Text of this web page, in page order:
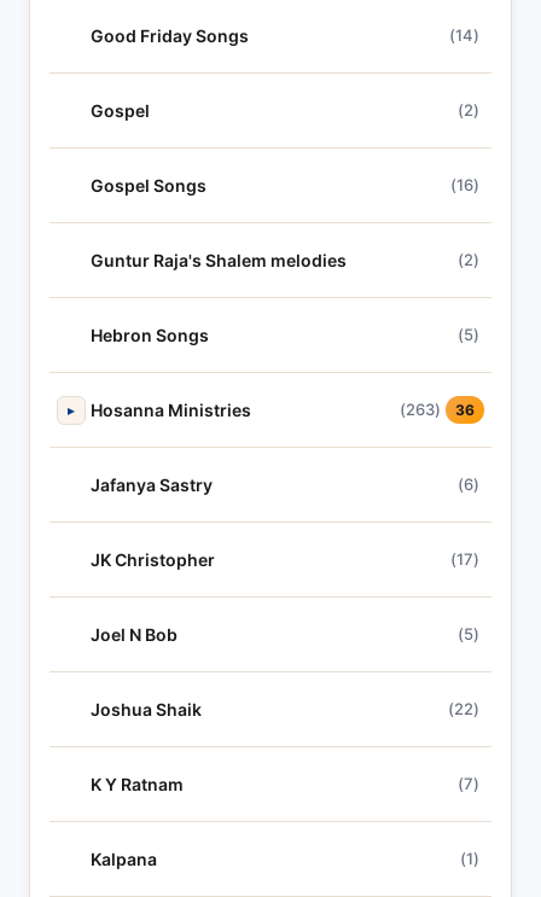
Good Friday Songs (14)
Gospel (2)
Gospel Songs (16)
Guntur Raja's Shalem melodies (2)
Hebron Songs (5)
▸ Hosanna Ministries (263) 36
Jafanya Sastry (6)
JK Christopher (17)
Joel N Bob (5)
Joshua Shaik (22)
K Y Ratnam (7)
Kalpana (1)